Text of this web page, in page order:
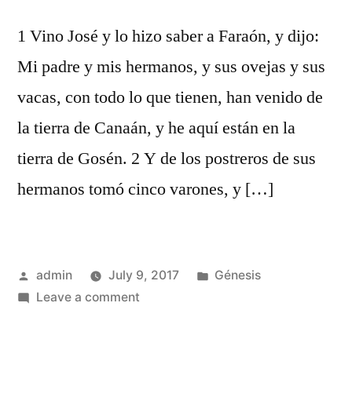
1 Vino José y lo hizo saber a Faraón, y dijo:
Mi padre y mis hermanos, y sus ovejas y sus
vacas, con todo lo que tienen, han venido de
la tierra de Canaán, y he aquí están en la
tierra de Gosén. 2 Y de los postreros de sus
hermanos tomó cinco varones, y […]
Posted
by
admin July 9, 2017
Posted
Génesis
Leave a commenton